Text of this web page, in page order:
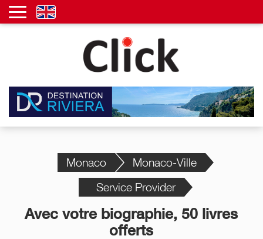
Monaco
Monaco-Ville
Service Provider
Avec votre biographie, 50 livres
offerts